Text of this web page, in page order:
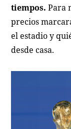
tiempos.Para
precios
el estadio y
desde casa.